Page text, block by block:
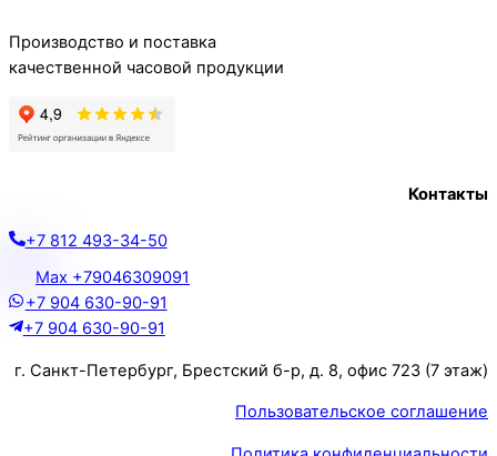
Производство и поставка
качественной часовой продукции
Контакты
+7 812 493-34-50
Max +79046309091
+7 904 630-90-91
+7 904 630-90-91
г. Санкт-Петербург, Брестский б-р, д. 8, офис 723 (7 этаж)
Пользовательское соглашение